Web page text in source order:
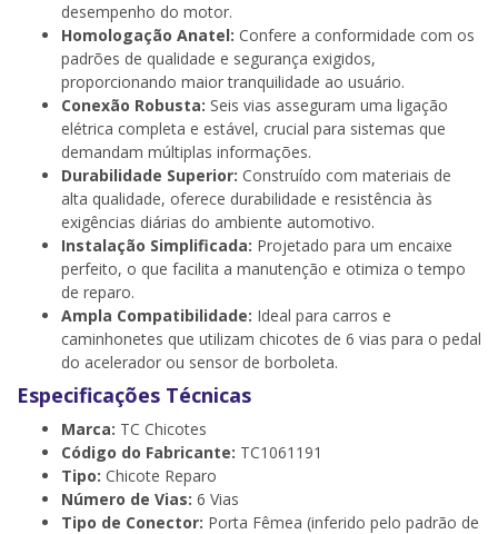
desempenho do motor.
Homologação Anatel: Confere a conformidade com os
padrões de qualidade e segurança exigidos,
proporcionando maior tranquilidade ao usuário.
Conexão Robusta: Seis vias asseguram uma ligação
elétrica completa e estável, crucial para sistemas que
demandam múltiplas informações.
Durabilidade Superior: Construído com materiais de
alta qualidade, oferece durabilidade e resistência às
exigências diárias do ambiente automotivo.
Instalação Simplificada: Projetado para um encaixe
perfeito, o que facilita a manutenção e otimiza o tempo
de reparo.
Ampla Compatibilidade: Ideal para carros e
caminhonetes que utilizam chicotes de 6 vias para o pedal
do acelerador ou sensor de borboleta.
Especificações Técnicas
Marca: TC Chicotes
Código do Fabricante: TC1061191
Tipo: Chicote Reparo
Número de Vias: 6 Vias
Tipo de Conector: Porta Fêmea (inferido pelo padrão de